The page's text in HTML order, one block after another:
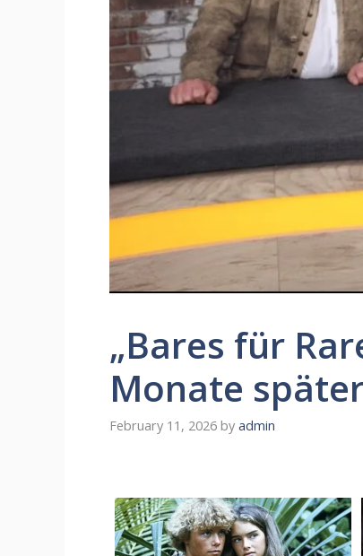
„Bares für
Monate
February 11, 2026 by admin